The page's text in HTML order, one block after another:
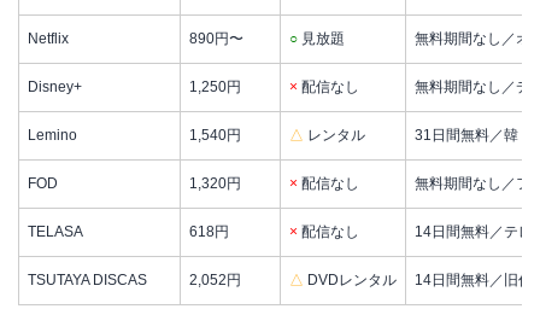
Netflix 890円〜 ○ 見放題 無料期間なし／オ
Disney+ 1,250円 × 配信なし 無料期間なし／デ
Lemino 1,540円 △ レンタル 31日間無料／韓ド
FOD 1,320円 × 配信なし 無料期間なし／フ
TELASA 618円 × 配信なし 14日間無料／テレ
TSUTAYA DISCAS 2,052円 △ DVDレンタル 14日間無料／旧作